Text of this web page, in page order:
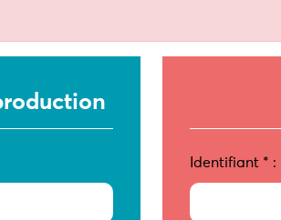
Identifiant * :